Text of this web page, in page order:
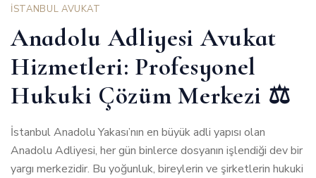
İSTANBUL AVUKAT
Anadolu Adliyesi Avukat
Hizmetleri: Profesyonel
Hukuki Çözüm Merkezi ⚖️
İstanbul Anadolu Yakası’nın en büyük adli yapısı olan
Anadolu Adliyesi, her gün binlerce dosyanın işlendiği dev bir
yargı merkezidir. Bu yoğunluk, bireylerin ve şirketlerin hukuki